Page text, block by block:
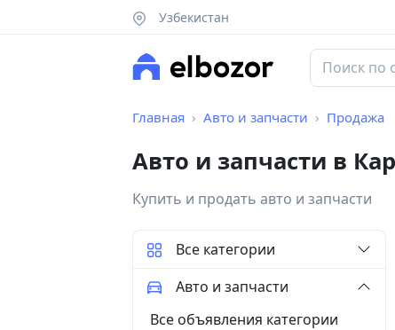
Узбекистан
Главная Авто и запчасти Продажа
Авто и запчасти в
Купить и продать авто и запчасти
Все категории
Авто и запчасти
Все объявления категории